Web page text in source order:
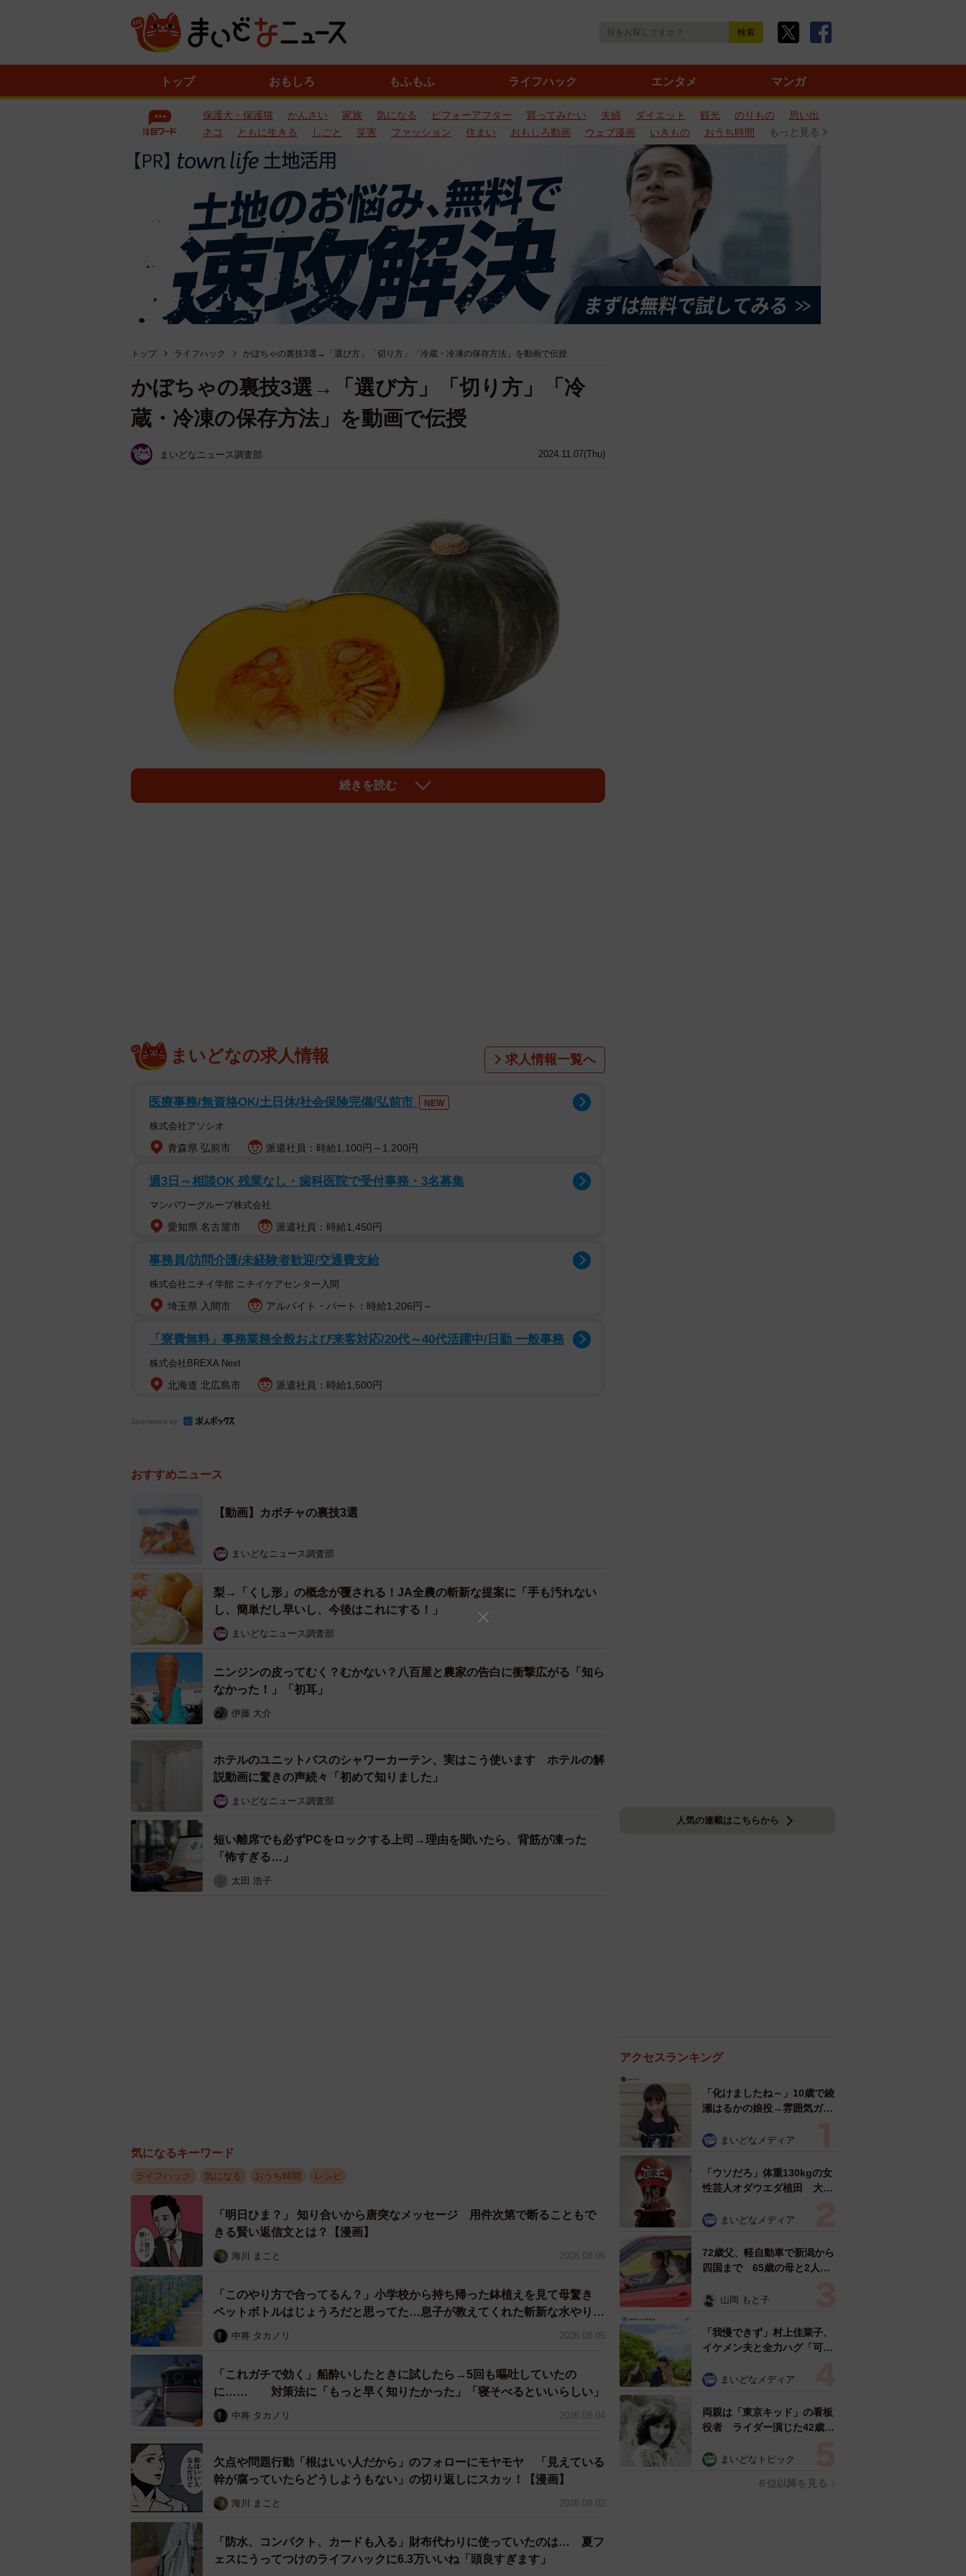
トップ おもしろ もふもふ ライフハック エンタメ マンガ
保護犬・保護猫 かんさい 家族 気になる ビフォーアフター 買ってみたい 夫婦 ダイエット 観光 のりもの
思い出
ネコ
ともに生きる しごと 災害 ファッション 住まい おもしろ動画 ウェブ漫画 いきもの おうち時間 もっと見る
トップ ライフハック かぼちゃの裏技3選→「選び方」「切り方」「冷蔵・冷凍の保存方法」を動画で伝授
2024.11.07(Thu)
かぼちゃの裏技3選→「選び方」「切り方」「冷
蔵・冷凍の保存方法」を動画で伝授
まいどなニュース調査部
ホクホクとした食感と優しい甘さが味わえる美味しいかぼちゃの選び方のポイントは、
・色が鮮やか
・種が詰まっている
農林水産省所管の「農畜産業振興機構」によると、野菜売り場で並んでいるかぼちゃのほと
んどは「西洋かぼちゃ」。西洋カボチャの実の色は「オレンジ」なので、「鮮やかな濃いオ
レンジ色」を目安に選んでみましょう。
【かぼちゃの裏技2】切り方
硬いかぼちゃはどうやって切る？※画像はイメージです（PhotoAC）
次に切り方です。硬くて切れない場合は、かぼちゃを濡らしてラップをして、600Wのレン
ジで1分ほど加熱すると切りやすくなるそうです。グラグラして安定しない場合は、かぼち
ゃの断面を下にすると切りやすいとのこと。包丁の根元付近で切ると切りやすいそうです
よ。種はスプーンで中心に集めるようにすると簡単に外れるとのことです。
【かぼちゃの裏技3】保存方法
冷凍する場合：用途別に切ってジッパーバッグで保存
動画では、「色々な料理にどうぞ」というコメントともに、美味しそうな「かぼちゃサラ
ダ」や「かぼちゃグラタン」の動画があげられています。
▽出典
【イオントップバリュ公式X】「かぼちゃの裏技3選」
https://x.com/TOPVALUOFFICIAL/status/1853029449367015704
▽参考
独立行政法人 農畜産業振興機構「かぼちゃ」「四季の野菜の健康と栄養」
https://www.alic.go.jp/content/001249952.pdf
https://www.alic.go.jp/content/001197320.pdf
続きを読む
まいどなの求人情報 求人情報一覧へ
医療事務/無資格OK/土日休/社会保険完備/弘前市 NEW
株式会社アソシオ
青森県 弘前市 派遣社員：時給1,100円～1,200円
週3日～相談OK 残業なし・歯科医院で受付事務・3名募集
マンパワーグループ株式会社
愛知県 名古屋市 派遣社員：時給1,450円
事務員/訪問介護/未経験者歓迎/交通費支給
株式会社ニチイ学館 ニチイケアセンター入間
埼玉県 入間市 アルバイト・パート：時給1,206円～
「寮費無料」事務業務全般および来客対応/20代～40代活躍中/日勤 一般事務
株式会社BREXA Next
北海道 北広島市 派遣社員：時給1,500円
Sponsored by
おすすめニュース
【動画】カボチャの裏技3選
まいどなニュース調査部
梨→「くし形」の概念が覆される！JA全農の斬新な提案に「手も汚れない
し、簡単だし早いし、今後はこれにする！」
まいどなニュース調査部
ニンジンの皮ってむく？むかない？八百屋と農家の告白に衝撃広がる「知ら
なかった！」「初耳」
伊藤 大介
ホテルのユニットバスのシャワーカーテン、実はこう使います ホテルの解
説動画に驚きの声続々「初めて知りました」
まいどなニュース調査部
短い離席でも必ずPCをロックする上司→理由を聞いたら、背筋が凍った
「怖すぎる…」
太田 浩子
気になるキーワード
ライフハック 気になる おうち時間 レシピ
「明日ひま？」 知り合いから唐突なメッセージ 用件次第で断ることもで
きる賢い返信文とは？【漫画】
海川 まこと 2026.08.06
「このやり方で合ってるん？」小学校から持ち帰った鉢植えを見て母驚き
ペットボトルはじょうろだと思ってた…息子が教えてくれた斬新な水やりと
は
中将 タカノリ 2026.08.05
「これガチで効く」船酔いしたときに試したら→5回も嘔吐していたの
に…… 対策法に「もっと早く知りたかった」「寝そべるといいらしい」
中将 タカノリ 2026.08.04
欠点や問題行動「根はいい人だから」のフォローにモヤモヤ 「見えている
幹が腐っていたらどうしようもない」の切り返しにスカッ！【漫画】
海川 まこと 2026.08.02
「防水、コンパクト、カードも入る」財布代わりに使っていたのは… 夏フ
ェスにうってつけのライフハックに6.3万いいね「頭良すぎます」
人気の連載はこちらから
アクセスランキング
「化けましたね～」10歳で綾
瀬はるかの娘役→雰囲気ガラ
雰囲気が」「宝塚に入れそ
まいどなメディア
「ウソだろ」体重130kgの女
性芸人オダウエダ植田 大学
で」 まいどなメディア
72歳父、軽自動車で新潟から
四国まで 65歳の母と2人で
憩まで分刻み… 「大学生で
山岡 もと子
「我慢できず」村上佳菜子、
イケメン夫と全力ハグ「可愛
まいどなメディア
両親は「東京キッド」の看板
役者 ライダー演じた42歳元
ングフォト」計画を明言
まいどなトピック
６位以降を見る